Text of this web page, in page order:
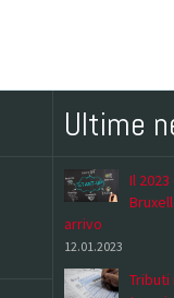
Ultime
Il
arrivo
12.01.2023
Tributi